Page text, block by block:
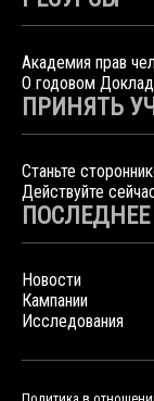
Академия прав
О годовом
ПРИНЯТЬ
Станьте
Действуйте
ПОСЛЕДНЕЕ
Новости
Кампании
Исследования